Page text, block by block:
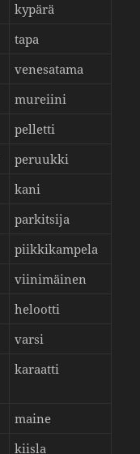
kypärä
tapa
vene­sa­tama
mureiini
pelletti
peruukki
kani
parkit­sija
piik­ki­kam­pela
viini­mäinen
helootti
varsi
karaatti
maine
kiisla